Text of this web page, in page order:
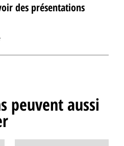
des présentations
peuvent aussi